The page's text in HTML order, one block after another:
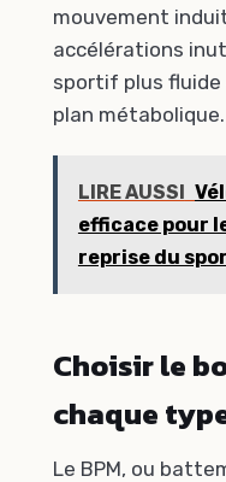
mouvement
accélérations
sportif plus fluide
plan métabolique.
LIRE AUSSI
efficace pour
reprise du
Choisir le
chaque
Le BPM, ou